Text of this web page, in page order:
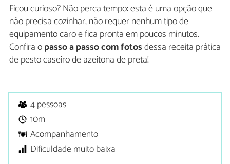
Ficou curioso? Não perca tempo: esta é uma opção que
não precisa cozinhar, não requer nenhum tipo de
equipamento caro e fica pronta em poucos minutos.
Confira opasso a passo com fotosdessa receita prática
de pesto caseiro de azeitona de preta!
4 pessoas
10m
Acompanhamento
Dificuldade muito baixa